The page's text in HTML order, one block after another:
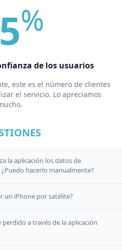
%
de los usuarios
este es el número de clientes
el servicio. Lo apreciamos
la aplicación los datos de
hacerlo manualmente?
un iPhone por satélite?
a través de la aplicación